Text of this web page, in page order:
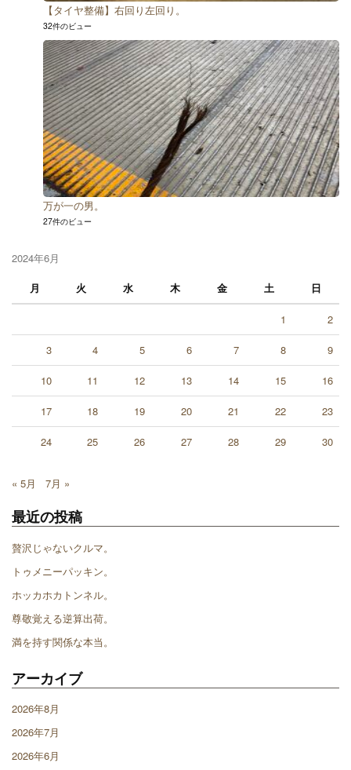
【タイヤ整備】右回り左回り。
32件のビュー
万が一の男。
27件のビュー
2024年6月
月
火 水 木 金 土 日
1 2
3 4 5 6 7 8 9
10 11 12 13 14 15 16
17 18 19 20 21 22 23
24 25 26 27 28 29 30
« 5月 7月 »
最近の投稿
贅沢じゃないクルマ。
トゥメニーパッキン。
ホッカホカトンネル。
尊敬覚える逆算出荷。
満を持す関係な本当。
アーカイブ
2026年8月
2026年7月
2026年6月